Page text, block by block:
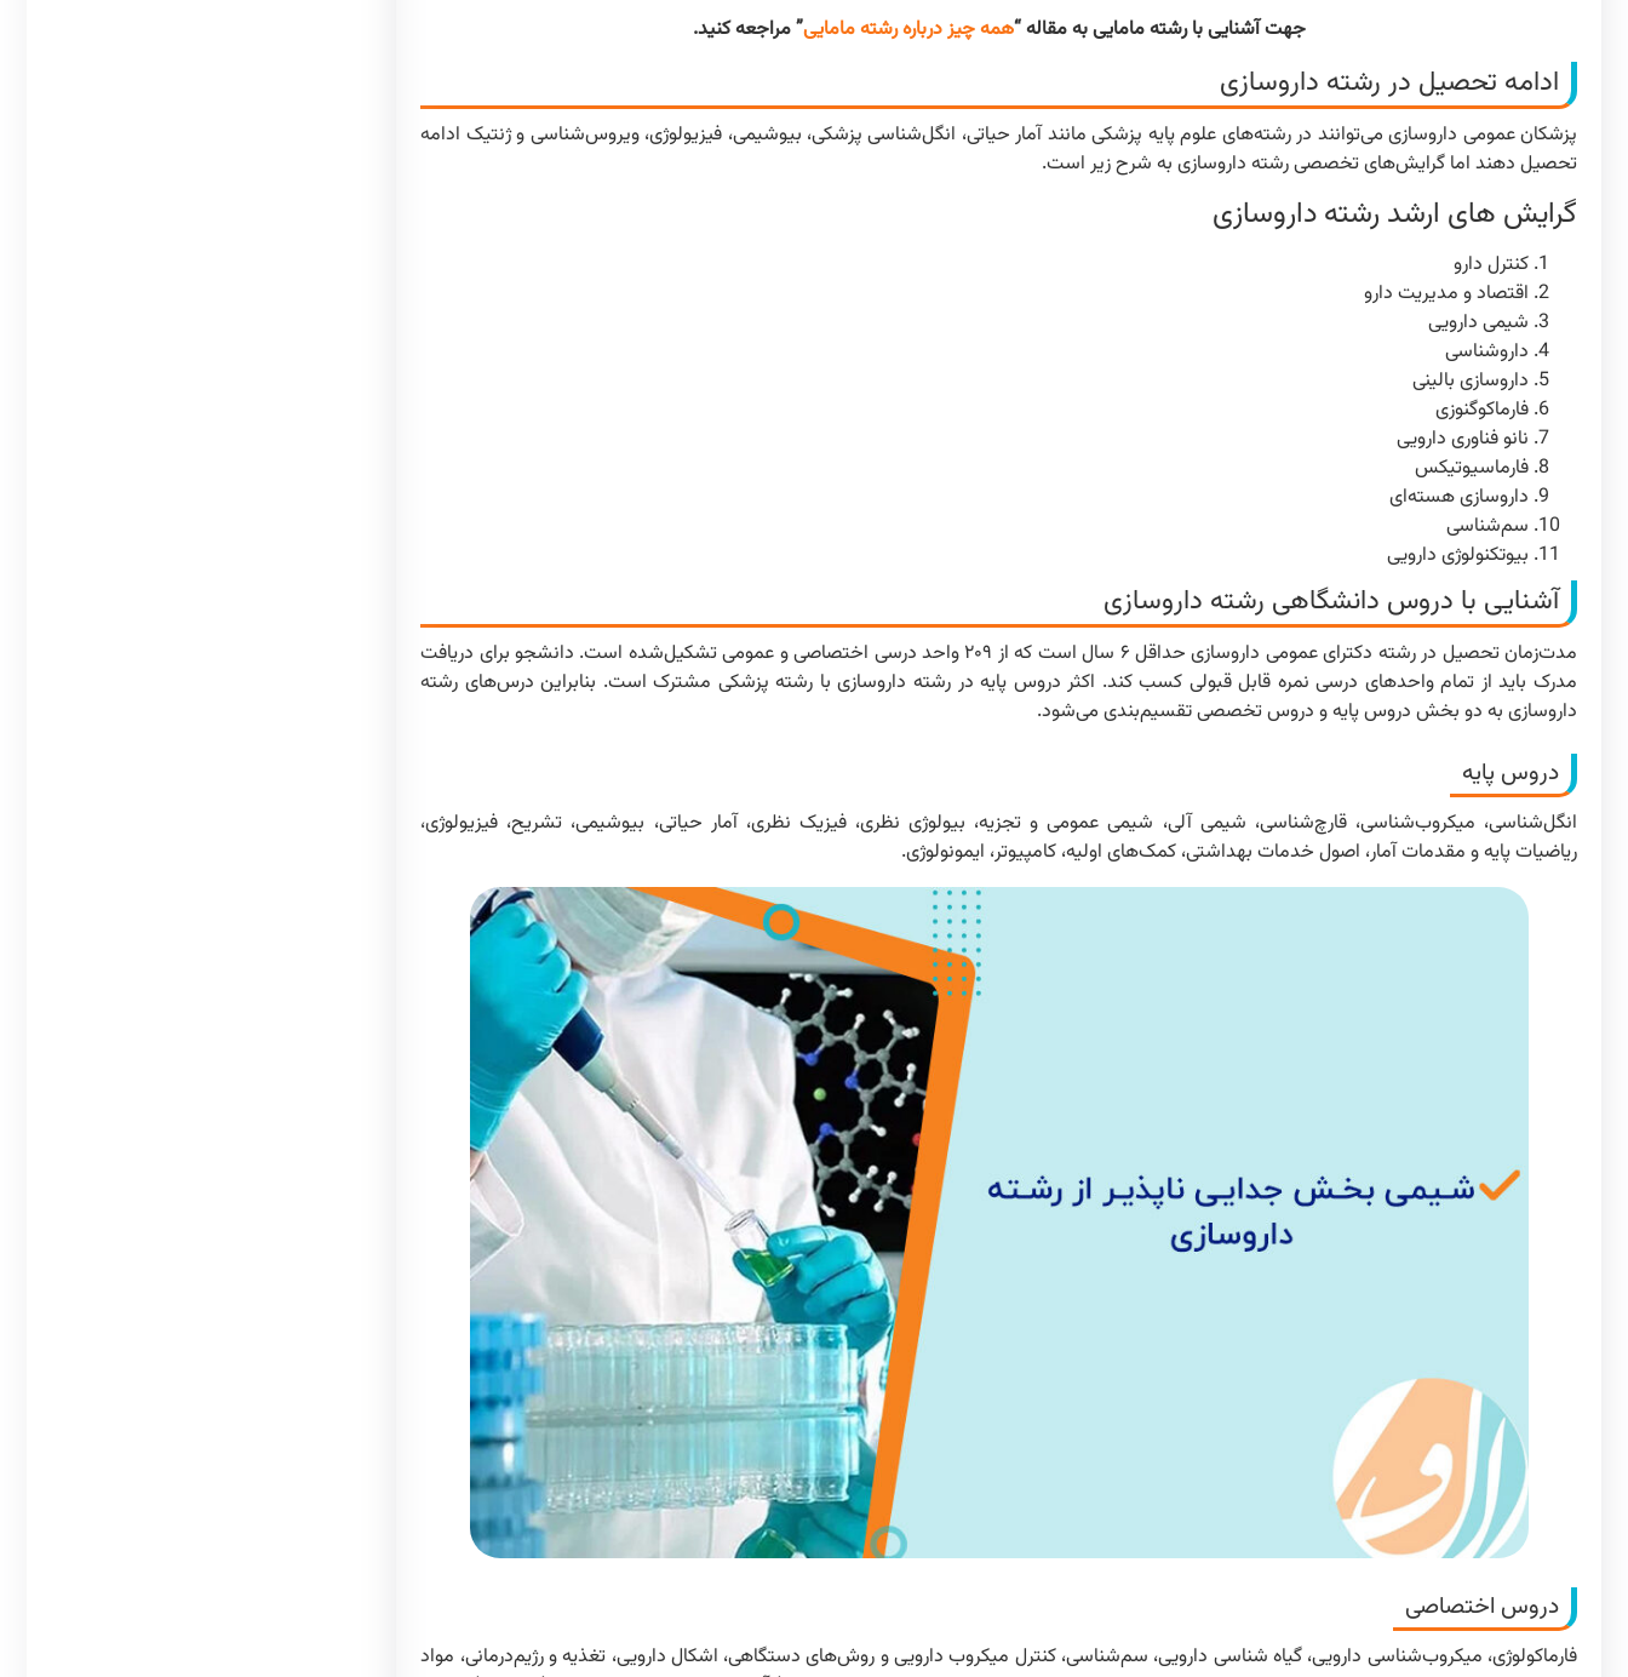
جهت آشنایی با رشته مامایی به مقاله “همه چیز درباره رشته مامایی” مراجعه کنید.
ادامه تحصیل در رشته داروسازی
پزشکان عمومی داروسازی می‌توانند در رشته‌های علوم پایه پزشکی مانند آمار حیاتی، انگل‌شناسی پزشکی، بیوشیمی، فیزیولوژی، ویروس‌شناسی و ژنتیک ادامه
تحصیل دهند اما گرایش‌های تخصصی رشته داروسازی به شرح زیر است.
گرایش های ارشد رشته داروسازی
کنترل دارو
اقتصاد و مدیریت دارو
شیمی دارویی
داروشناسی
داروسازی بالینی
فارماکوگنوزی
نانو فناوری دارویی
فارماسیوتیکس
داروسازی هسته‌ای‌
سم‌شناسی
بیوتکنولوژی دارویی
آشنایی با دروس دانشگاهی رشته داروسازی
مدت‌زمان تحصیل در رشته دکترای عمومی داروسازی حداقل ۶ سال است که از ۲۰۹ واحد درسی اختصاصی و عمومی تشکیل‌شده است. دانشجو برای دریافت
مدرک باید از تمام واحدهای درسی نمره قابل قبولی کسب کند. اکثر دروس پایه در رشته داروسازی با رشته پزشکی مشترک است. بنابراین درس‌های رشته
داروسازی به دو بخش دروس پایه و دروس تخصصی تقسیم‌بندی می‌شود.
دروس پایه
انگل‌شناسی، میکروب‌شناسی، قارچ‌شناسی، شیمی آلی، شیمی عمومی و تجزیه، بیولوژی نظری، فیزیک نظری، آمار حیاتی، بیوشیمی، تشریح، فیزیولوژی،
ریاضیات پایه و مقدمات آمار، اصول خدمات بهداشتی، کمک‌های اولیه، کامپیوتر، ایمونولوژی.
دروس اختصاصی
فارماکولوژی، میکروب‌شناسی دارویی، گیاه شناسی دارویی، سم‌شناسی، کنترل میکروب دارویی و روش‌های دستگاهی، اشکال دارویی، تغذیه و رژیم‌درمانی، مواد